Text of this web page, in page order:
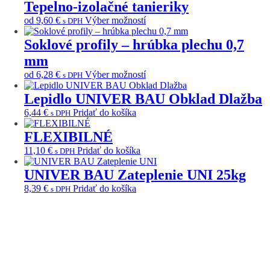
na
stránke
si
vybrať
na
stránke
má
viacero
Možnosti
si
stránke
produktu.
Tepelno-izolačné tanieriky
od 9,60 € s DPH Výber možnostíTento
produkt
má
viacero
Možnosti
si
môžete
vybrať
Soklové profily – hrúbka plechu 0,7
mm
od 6,28 € s DPH Výber možnostíTento
produkt
má
viacero
vybrať
na
stránke
Lepidlo UNIVER BAU Obklad Dlažba
6,44 € s DPH Pridať do košíka
FLEXIBILNÉ
11,10 € s DPH Pridať do košíka
UNIVER BAU Zateplenie UNI 25kg
8,39 € s DPH Pridať do košíka